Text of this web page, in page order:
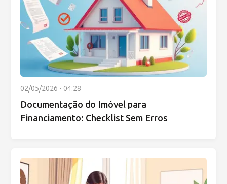
02/05/2026 - 04:28
Documentação do Imóvel para
Financiamento: Checklist Sem Erros